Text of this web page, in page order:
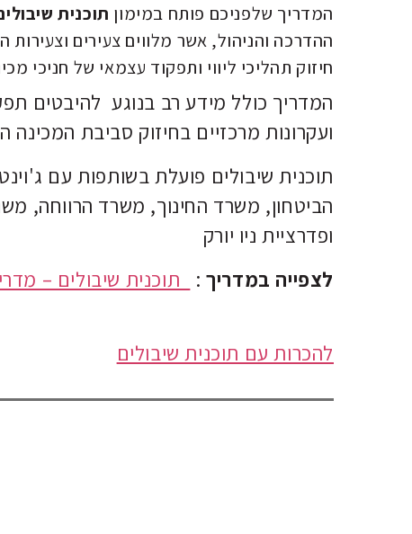
המדריך שלפניכם פותח במימון תוכנית
ההדרכה והניהול, אשר מלווים צעירים
חיזוק תהליכי ליווי ותפקוד עצמאי של חניכי
המדריך כולל מידע רב בנוגע להיבטים
ועקרונות מרכזיים בחיזוק סביבת
תוכנית שיבולים פועלת בשותפות עם
הביטחון, משרד החינוך, משרד הרווחה,
ופדרציית ניו יורק
לצפייה במדריך: תוכנית שיבולים –
להכרות עם תוכנית שיבולים